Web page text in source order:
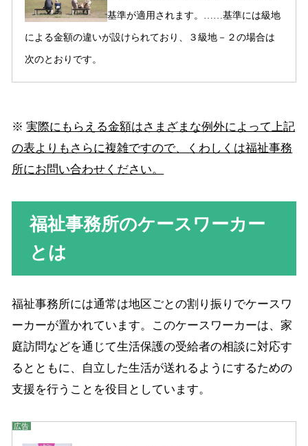
基準が適用されます。……基準には級地
による金額の違いが設けられており、３級地－２の場合は
次のとおりです。
※実際にもらえる金額はさまざまな例外によって上記
の表よりもさらに複雑ですので、くわしくは福祉事務
所にお問い合わせください。
福祉事務所のケースワーカー
とは
福祉事務所には通常は地区ごとの割り振りでケースワ
ーカーが置かれています。このケースワーカーは、家
庭訪問などを通じて生活保護の受給者の相談に対応す
るとともに、自立した生活が送れるようにするための
支援を行うことを役目としています。